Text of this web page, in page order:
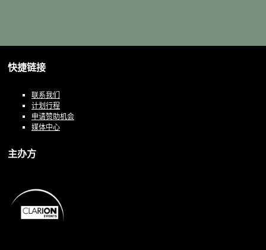
快捷链接
联系我们
计划行程
申请赞助机会
媒体中心
主办方